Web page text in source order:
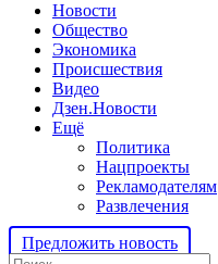
Новости
Общество
Экономика
Происшествия
Видео
Дзен.Новости
Ещё
Политика
Нацпроекты
Рекламодателям
Развлечения
Предложить новость